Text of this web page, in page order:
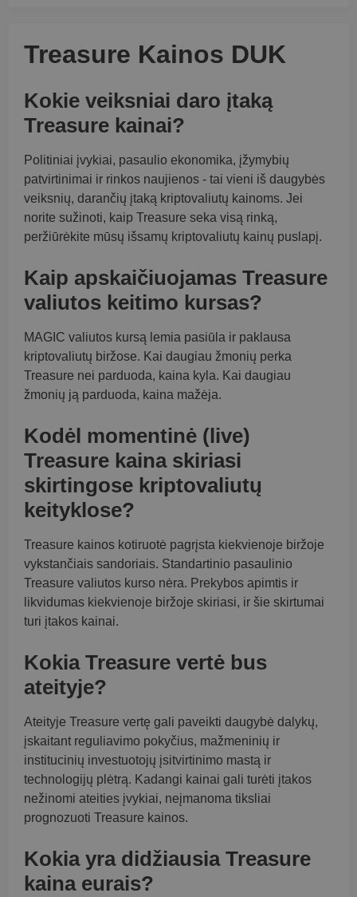
Treasure Kainos DUK
Kokie veiksniai daro įtaką
Treasure kainai?
Politiniai įvykiai, pasaulio ekonomika, įžymybių
patvirtinimai ir rinkos naujienos - tai vieni iš daugybės
veiksnių, darančių įtaką kriptovaliutų kainoms. Jei
norite sužinoti, kaip Treasure seka visą rinką,
peržiūrėkite mūsų išsamų kriptovaliutų kainų puslapį.
Kaip apskaičiuojamas Treasure
valiutos keitimo kursas?
MAGIC valiutos kursą lemia pasiūla ir paklausa
kriptovaliutų biržose. Kai daugiau žmonių perka
Treasure nei parduoda, kaina kyla. Kai daugiau
žmonių ją parduoda, kaina mažėja.
Kodėl momentinė (live)
Treasure kaina skiriasi
skirtingose kriptovaliutų
keityklose?
Treasure kainos kotiruotė pagrįsta kiekvienoje biržoje
vykstančiais sandoriais. Standartinio pasaulinio
Treasure valiutos kurso nėra. Prekybos apimtis ir
likvidumas kiekvienoje biržoje skiriasi, ir šie skirtumai
turi įtakos kainai.
Kokia Treasure vertė bus
ateityje?
Ateityje Treasure vertę gali paveikti daugybė dalykų,
įskaitant reguliavimo pokyčius, mažmeninių ir
institucinių investuotojų įsitvirtinimo mastą ir
technologijų plėtrą. Kadangi kainai gali turėti įtakos
nežinomi ateities įvykiai, neįmanoma tiksliai
prognozuoti Treasure kainos.
Kokia yra didžiausia Treasure
kaina eurais?